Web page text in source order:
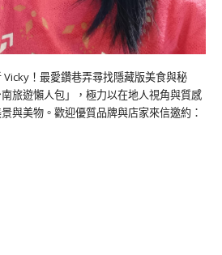
！最愛鑽巷弄尋找隱藏版美食與秘
旅遊懶人包」，極力以在地人視角與質感
與美物。歡迎優質品牌與店家來信邀約：